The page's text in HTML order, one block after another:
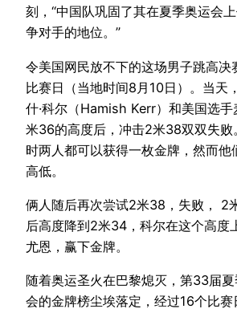
刻，“中国队巩固了其在夏季奥运会
争对手的地位。”
令美国网民放不下的这场男子跳高决
比赛日（当地时间8月10日）。当天
什·科尔（Hamish Kerr）和美国选
米36的高度后，冲击2米38双双失败
时两人都可以获得一枚金牌，然而他
高低。
俩人随后再次尝试2米38，失败， 2
后高度降到2米34，科尔在这个高度
尤恩，赢下金牌。
随着奥运圣火在巴黎熄灭，第33届
会的金牌榜尘埃落定，经过16个比